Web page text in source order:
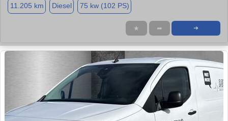
11.205 km Diesel 75 kw (102 PS)
★ ➦ ➜